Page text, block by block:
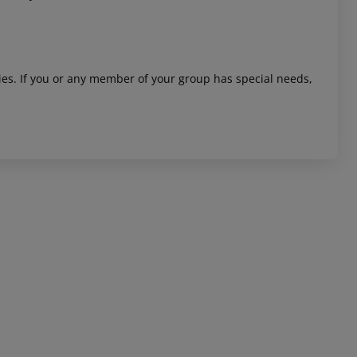
If you or any member of your group has special needs,